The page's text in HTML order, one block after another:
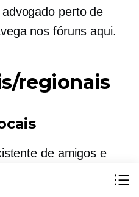
perto de
nos fóruns aqui.
regionais
de amigos e
um advogado local